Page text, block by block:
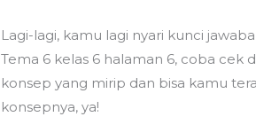
Lagi-lagi, kamu lagi nyari kunci
Tema 6 kelas 6 halaman 6, coba cek
konsep yang mirip dan bisa kamu
konsepnya, ya!